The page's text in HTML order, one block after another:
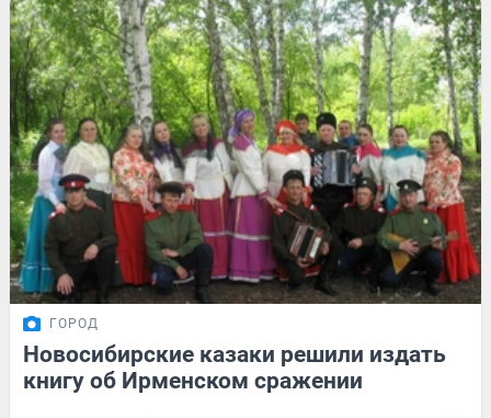
ГОРОД
Новосибирские казаки решили издать
книгу об Ирменском сражении